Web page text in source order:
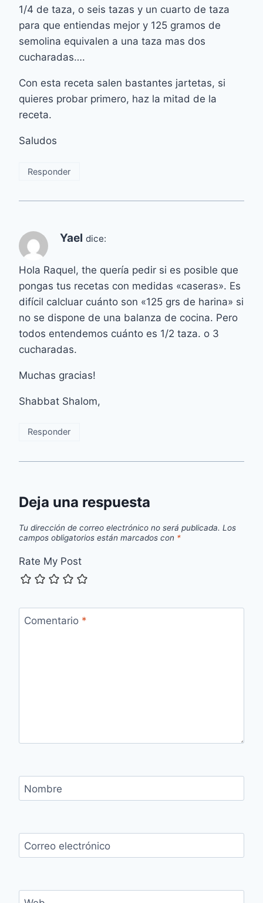
1/4 de taza, o seis tazas y un cuarto de taza
para que entiendas mejor y 125 gramos de
semolina equivalen a una taza mas dos
cucharadas….
Con esta receta salen bastantes jartetas, si
quieres probar primero, haz la mitad de la
receta.
Saludos
Responder
Yael dice:
Hola Raquel, the quería pedir si es posible que
pongas tus recetas con medidas «caseras». Es
difícil calcluar cuánto son «125 grs de harina» si
no se dispone de una balanza de cocina. Pero
todos entendemos cuánto es 1/2 taza. o 3
cucharadas.
Muchas gracias!
Shabbat Shalom,
Responder
Deja una respuesta
Tu dirección de correo electrónico no será publicada. Los
campos obligatorios están marcados con *
Rate My Post
Comentario *
Nombre
Correo electrónico